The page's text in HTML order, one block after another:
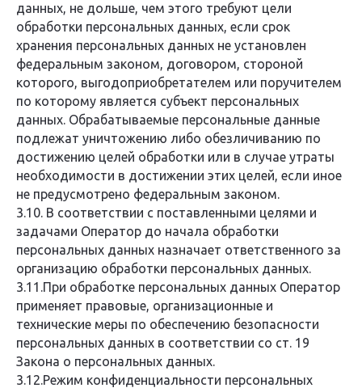
данных, не дольше, чем этого требуют цели
обработки персональных данных, если срок
хранения персональных данных не установлен
федеральным законом, договором, стороной
которого, выгодоприобретателем или поручителем
по которому является субъект персональных
данных. Обрабатываемые персональные данные
подлежат уничтожению либо обезличиванию по
достижению целей обработки или в случае утраты
необходимости в достижении этих целей, если иное
не предусмотрено федеральным законом.
3.10. В соответствии с поставленными целями и
задачами Оператор до начала обработки
персональных данных назначает ответственного за
организацию обработки персональных данных.
3.11.При обработке персональных данных Оператор
применяет правовые, организационные и
технические меры по обеспечению безопасности
персональных данных в соответствии со ст. 19
Закона о персональных данных.
3.12.Режим конфиденциальности персональных